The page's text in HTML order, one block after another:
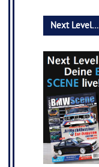
Next Level…